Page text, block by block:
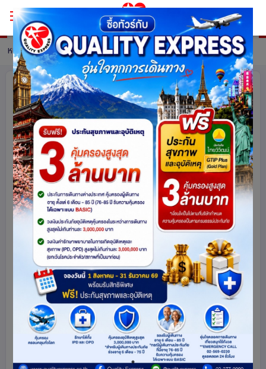
หน้าหลัก ทัวร์ Belgium รายละเอียดทัวร์
ช็อกโกแลตหวานจัง อัมสเตอร์ดัมหวานใจ
ฝรั่งเศส – เบลเยี่ยม - เนเธอร์แลนด์
เยอรมนี - สวิตเซอร์แลนด์ 9 วัน 6 คืน
โดยสายการบินเอมิเรทซ์ (EK)
เบลเยียม สวิตเซอร์แลนด์ เยอรมนี
ฝรั่งเศส
เนเธอร์แลนด์
ยุโรป 1966 share
ดูโปรแกรมทัวร์ รหัสโปรแกรม :13773